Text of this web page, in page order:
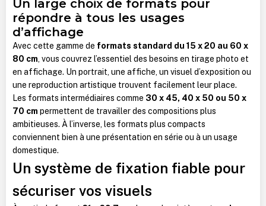
Un large choix de formats pour
répondre à tous les usages
d’affichage
Avec cette gamme de formats standard du 15 x 20 au 60 x
80 cm, vous couvrez l’essentiel des besoins en tirage photo et
en affichage. Un portrait, une affiche, un visuel d’exposition ou
une reproduction artistique trouvent facilement leur place.
Les formats intermédiaires comme 30 x 45, 40 x 50 ou 50 x
70 cm permettent de travailler des compositions plus
ambitieuses. À l’inverse, les formats plus compacts
conviennent bien à une présentation en série ou à un usage
domestique.
Un système de fixation fiable pour
sécuriser vos visuels